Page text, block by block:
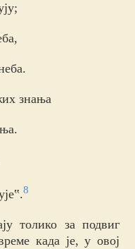
знања
8
толико за подвиг
када је, у овој